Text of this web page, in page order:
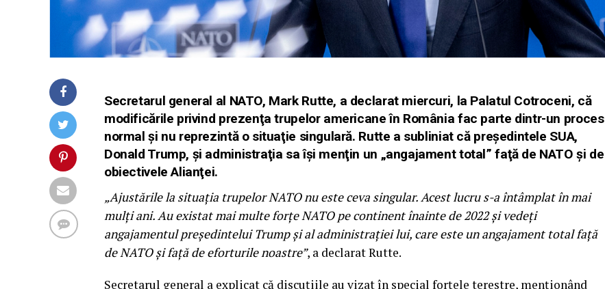
Secretarul general al NATO, Mark Rutte, a declarat miercuri, la Palatul Cotroceni, că
modificările privind prezenţa trupelor americane în România fac parte dintr-un proces
normal şi nu reprezintă o situaţie singulară. Rutte a subliniat că preşedintele SUA,
Donald Trump, şi administraţia sa îşi menţin un „angajament total” faţă de NATO şi de
obiectivele Alianţei.
„Ajustările la situaţia trupelor NATO nu este ceva singular. Acest lucru s-a întâmplat în mai
mulţi ani. Au existat mai multe forţe NATO pe continent înainte de 2022 şi vedeţi
angajamentul preşedintelui Trump şi al administraţiei lui, care este un angajament total faţă
de NATO şi faţă de eforturile noastre”, a declarat Rutte.
Secretarul general a explicat că discuţiile au vizat în special forţele terestre, menţionând